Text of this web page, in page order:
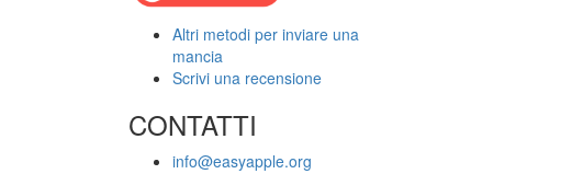
Altri metodi per inviare una
mancia
Scrivi una recensione
CONTATTI
info@easyapple.org